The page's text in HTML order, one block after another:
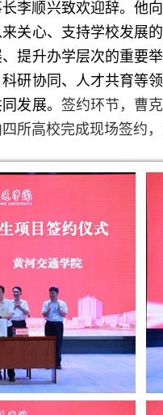
李顺兴致欢迎辞。他
关心、支持学校发展
提升办学层次的重要
研协同、人才共育等
发展。 签约环节，曹
所高校完成现场签约